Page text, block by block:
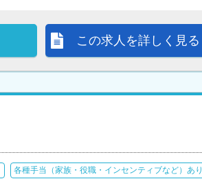
この求人を詳しく見る
各種手当（家族・役職・インセンティブなど）あり